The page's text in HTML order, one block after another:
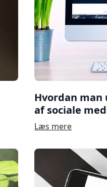
Hvordan
af sociale
Læs mere